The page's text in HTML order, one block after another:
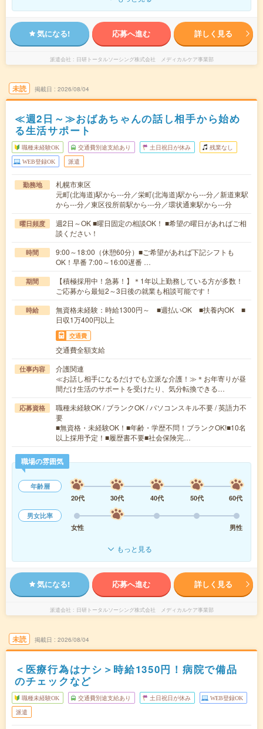
気になる! 応募へ進む 詳しく見る
派遣会社 日研トータルソーシング株式会社 メディカルケア事業部
未読 掲載日 2026/08/04
≪週2日～≫おばあちゃんの話し相手から始め
る生活サポート
職種未経験OK 交通費別途支給あり 土日祝日が休み 残業なし
WEB登録OK 派遣
勤務地
札幌市東区
元町(北海道)駅から---分／栄町(北海道)駅から---分／新道東駅
から---分／東区役所前駅から---分／環状通東駅から---分
曜日頻度
週2日～OK ■曜日固定の相談OK！ ■希望の曜日があればご相
談ください！
時間
9:00～18:00（休憩60分）■ご希望があれば下記シフトも
OK！早番 7:00～16:00遅番 …
期間
【積極採用中！急募！】＊1年以上勤務している方が多数！
ご応募から最短2～3日後の就業も相談可能です！
時給
無資格未経験：時給1300円～ ■週払いOK ■扶養内OK ■
日収1万400円以上
交通費
交通費全額支給
仕事内容
介護関連
≪お話し相手になるだけでも立派な介護！≫＊お年寄りが昼
間だけ生活のサポートを受けたり、気分転換できる…
応募資格
職種未経験OK / ブランクOK / パソコンスキル不要 / 英語力不
要
■無資格・未経験OK！■年齢・学歴不問！ブランクOK!■10名
以上採用予定！■履歴書不要■社会保険完…
職場の雰囲気
年齢層
20代
30代 40代 50代
60代
男女比率
女性
男性
もっと見る
気になる! 応募へ進む 詳しく見る
派遣会社 日研トータルソーシング株式会社 メディカルケア事業部
未読 掲載日 2026/08/04
＜医療行為はナシ＞時給1350円！病院で備品
のチェックなど
職種未経験OK 交通費別途支給あり 土日祝日が休み WEB登録OK
派遣